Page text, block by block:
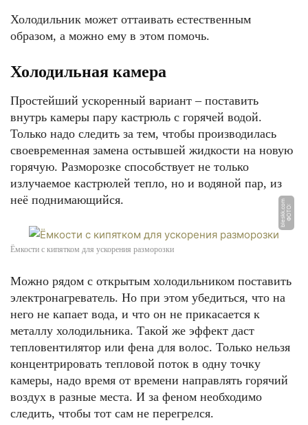
Холодильник может оттаивать естественным
образом, а можно ему в этом помочь.
Холодильная камера
Простейший ускоренный вариант – поставить
внутрь камеры пару кастрюль с горячей водой.
Только надо следить за тем, чтобы производилась
своевременная замена остывшей жидкости на новую
горячую. Разморозке способствует не только
излучаемое кастрюлей тепло, но и водяной пар, из
неё поднимающийся.
Ф
О
Т
О:
bl
e
s
k
k.
c
o
m
Ёмкости с кипятком для ускорения разморозки
Можно рядом с открытым холодильником поставить
электронагреватель. Но при этом убедиться, что на
него не капает вода, и что он не прикасается к
металлу холодильника. Такой же эффект даст
тепловентилятор или фена для волос. Только нельзя
концентрировать тепловой поток в одну точку
камеры, надо время от времени направлять горячий
воздух в разные места. И за феном необходимо
следить, чтобы тот сам не перегрелся.